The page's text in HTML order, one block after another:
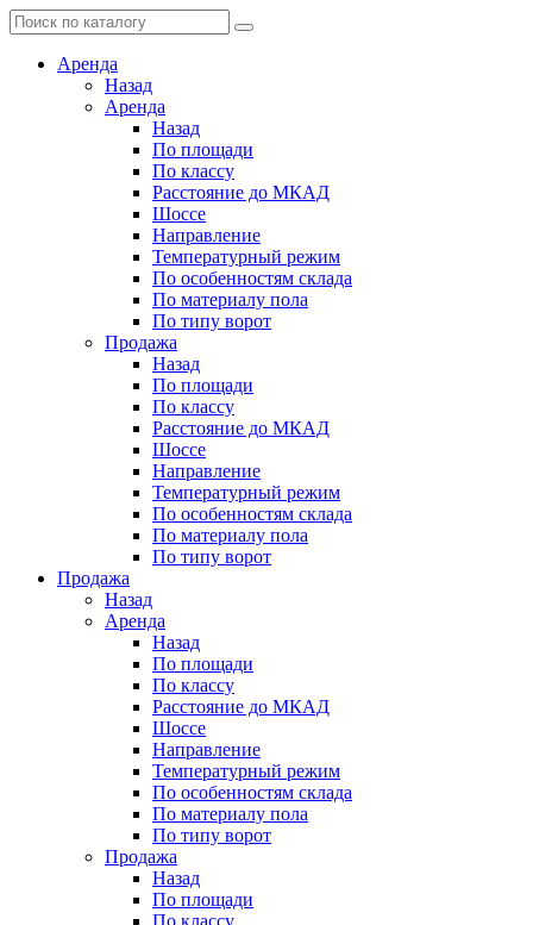
Аренда
Назад
Аренда
Назад
По площади
По классу
Расстояние до МКАД
Шоссе
Направление
Температурный режим
По особенностям склада
По материалу пола
По типу ворот
Продажа
Назад
По площади
По классу
Расстояние до МКАД
Шоссе
Направление
Температурный режим
По особенностям склада
По материалу пола
По типу ворот
Продажа
Назад
Аренда
Назад
По площади
По классу
Расстояние до МКАД
Шоссе
Направление
Температурный режим
По особенностям склада
По материалу пола
По типу ворот
Продажа
Назад
По площади
По классу